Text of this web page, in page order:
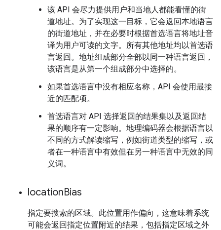
该 API 会尽力提供用户和当地人都能看懂的街
道地址。为了实现这一目标，它会返回本地语言
的街道地址，并在必要时根据首选语言将地址音
译为用户可读的文字。所有其他地址均以首选语
言返回。地址组成部分全部以同一种语言返回，
该语言是从第一个组成部分中选择的。
如果首选语言中没有相应名称，API 会使用最接
近的匹配项。
首选语言对 API 选择返回的结果集以及返回结
果的顺序有一定影响。地理编码器会根据语言以
不同的方式解读缩写，例如街道类型的缩写，或
者在一种语言中有效但在另一种语言中无效的同
义词。
locationBias
指定要搜索的区域。此位置用作偏向，这意味着系统
可能会返回指定位置附近的结果，包括指定区域之外